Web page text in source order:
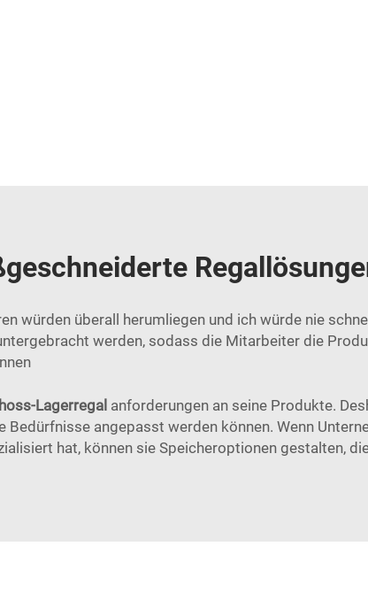
würden überall herumliegen und ich würde nie
werden, sodass die Mitarbeiter die
Lagerregal anforderungen an seine Produkte.
angepasst werden können. Wenn
hat, können sie Speicheroptionen gestalten,